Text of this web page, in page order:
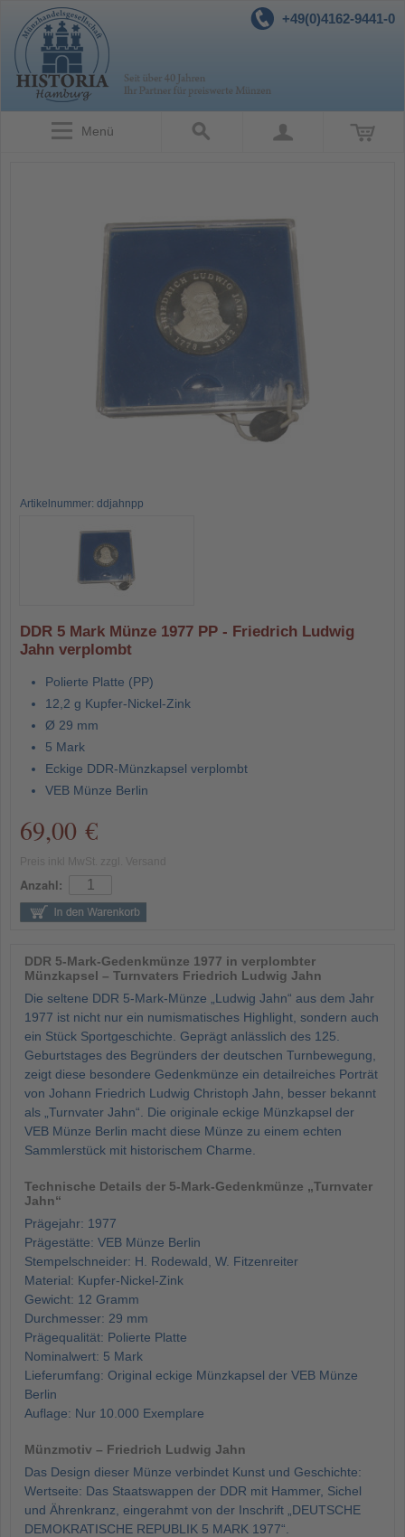
+49(0)4162-9441-0
Menü
Artikelnummer: ddjahnpp
DDR 5 Mark Münze 1977 PP - Friedrich Ludwig
Jahn verplombt
Polierte Platte (PP)
12,2 g Kupfer-Nickel-Zink
Ø 29 mm
5 Mark
Eckige DDR-Münzkapsel verplombt
VEB Münze Berlin
69,00 €
Anzahl:
DDR 5-Mark-Gedenkmünze 1977 in verplombter
Münzkapsel – Turnvaters Friedrich Ludwig Jahn
Die seltene DDR 5-Mark-Münze „Ludwig Jahn“ aus dem Jahr
1977 ist nicht nur ein numismatisches Highlight, sondern auch
ein Stück Sportgeschichte. Geprägt anlässlich des 125.
Geburtstages des Begründers der deutschen Turnbewegung,
zeigt diese besondere Gedenkmünze ein detailreiches Porträt
von Johann Friedrich Ludwig Christoph Jahn, besser bekannt
als „Turnvater Jahn“. Die originale eckige Münzkapsel der
VEB Münze Berlin macht diese Münze zu einem echten
Sammlerstück mit historischem Charme.
Technische Details der 5-Mark-Gedenkmünze „Turnvater
Jahn“
Prägejahr: 1977
Prägestätte: VEB Münze Berlin
Stempelschneider: H. Rodewald, W. Fitzenreiter
Material: Kupfer-Nickel-Zink
Gewicht: 12 Gramm
Durchmesser: 29 mm
Prägequalität: Polierte Platte
Nominalwert: 5 Mark
Lieferumfang: Original eckige Münzkapsel der VEB Münze
Berlin
Auflage: Nur 10.000 Exemplare
Münzmotiv – Friedrich Ludwig Jahn
Das Design dieser Münze verbindet Kunst und Geschichte:
Wertseite: Das Staatswappen der DDR mit Hammer, Sichel
und Ährenkranz, eingerahmt von der Inschrift „DEUTSCHE
DEMOKRATISCHE REPUBLIK 5 MARK 1977“.